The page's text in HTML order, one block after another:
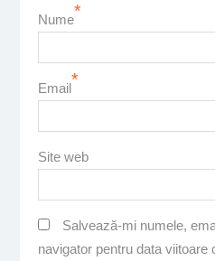
Nume*
Email*
Site web
Salvează-mi numele,
navigator pentru data viitoare